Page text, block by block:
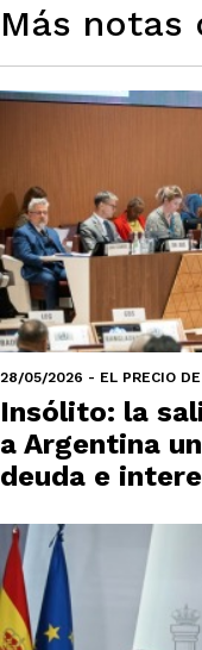
Más notas
28/05/2026 - EL PRECIO DE
Insólito: la
a Argentina
deuda e